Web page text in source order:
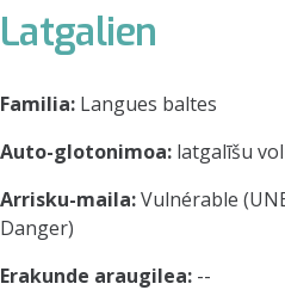
Latgalien
Familia: Langues baltes
Auto-glotonimoa: latgalīšu
Arrisku-maila:Vulnérable
Danger)
Erakunde araugilea: --